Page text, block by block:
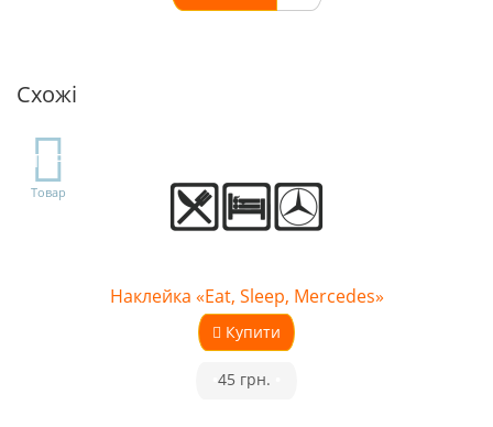
Схожі
TOP
Товар
Наклейка «Eat, Sleep, Mercedes»
Купити
45 грн.